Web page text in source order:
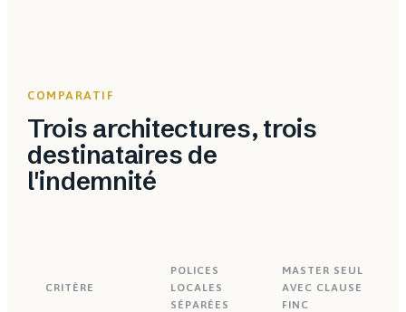
COMPARATIF
Trois architectures, trois
destinataires de
l'indemnité
CRITÈRE
POLICES
LOCALES
SÉPARÉES
MASTER SEUL
AVEC CLAUSE
FINC